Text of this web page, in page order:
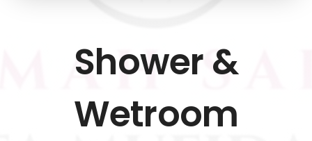
Shower &
Wetroom